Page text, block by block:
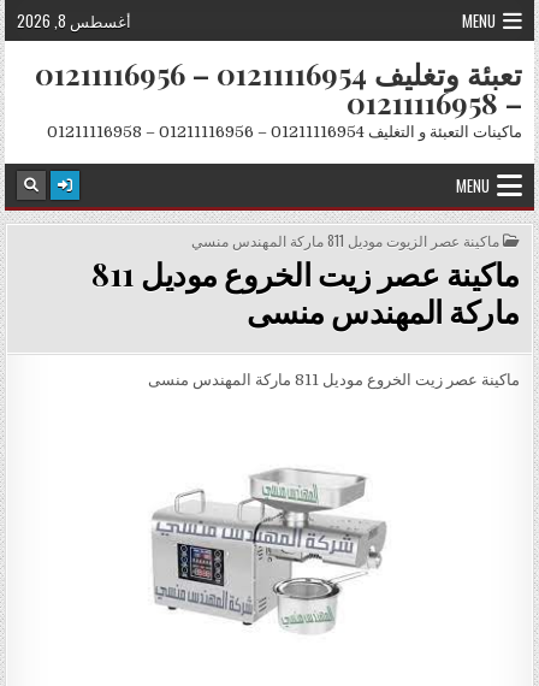
Skip to content
MENU أغسطس 8, 2026
تعبئة وتغليف 01211116954 – 01211116956
– 01211116958
ماكينات التعبئة و التغليف 01211116954 – 01211116956 – 01211116958
MENU
POSTED IN
ماكينة عصر الزيوت موديل 811 ماركة المهندس منسي
ماكينة عصر زيت الخروع موديل 811
ماركة المهندس منسى
ماكينة عصر زيت الخروع موديل 811 ماركة المهندس منسى